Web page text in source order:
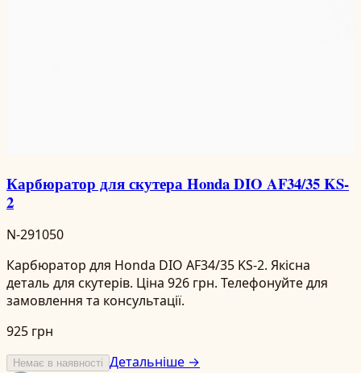
Карбюратор для скутера Honda DIO AF34/35 KS-
2
N-291050
Карбюратор для Honda DIO AF34/35 KS-2. Якісна
деталь для скутерів. Ціна 926 грн. Телефонуйте для
замовлення та консультації.
925 грн
Немає в наявності Детальніше →